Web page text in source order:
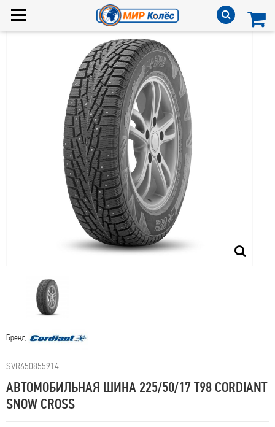
Бренд
SVR650855914
АВТОМОБИЛЬНАЯ ШИНА 225/50/17 T98 CORDIANT
SNOW CROSS